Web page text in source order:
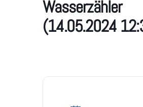
Wasserzähler
(14.05.2024